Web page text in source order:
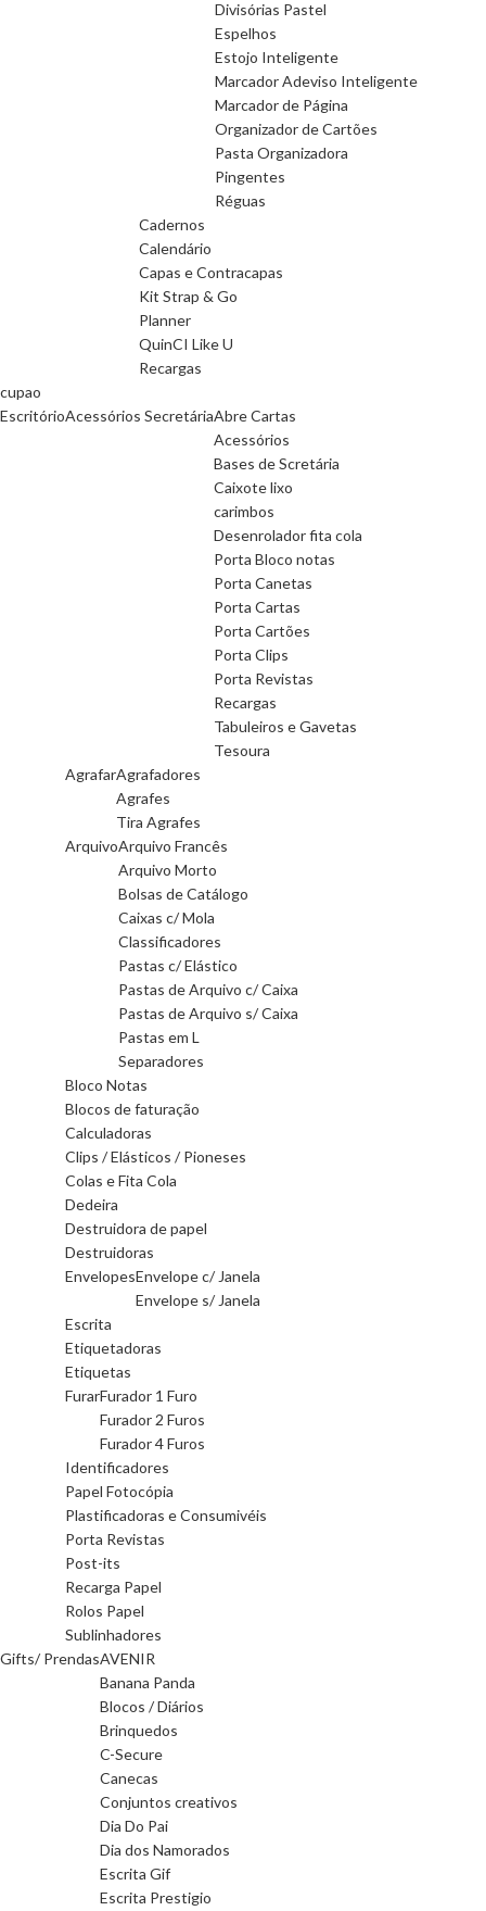
Divisórias Pastel
Espelhos
Estojo Inteligente
Marcador Adeviso Inteligente
Marcador de Página
Organizador de Cartões
Pasta Organizadora
Pingentes
Réguas
Cadernos
Calendário
Capas e Contracapas
Kit Strap & Go
Planner
QuinCI Like U
Recargas
cupao
EscritórioAcessórios SecretáriaAbre Cartas
Acessórios
Bases de Scretária
Caixote lixo
carimbos
Desenrolador fita cola
Porta Bloco notas
Porta Canetas
Porta Cartas
Porta Cartões
Porta Clips
Porta Revistas
Recargas
Tabuleiros e Gavetas
Tesoura
AgrafarAgrafadores
Agrafes
Tira Agrafes
ArquivoArquivo Francês
Arquivo Morto
Bolsas de Catálogo
Caixas c/ Mola
Classificadores
Pastas c/ Elástico
Pastas de Arquivo c/ Caixa
Pastas de Arquivo s/ Caixa
Pastas em L
Separadores
Bloco Notas
Blocos de faturação
Calculadoras
Clips / Elásticos / Pioneses
Colas e Fita Cola
Dedeira
Destruidora de papel
Destruidoras
EnvelopesEnvelope c/ Janela
Envelope s/ Janela
Escrita
Etiquetadoras
Etiquetas
FurarFurador 1 Furo
Furador 2 Furos
Furador 4 Furos
Identificadores
Papel Fotocópia
Plastificadoras e Consumivéis
Porta Revistas
Post-its
Recarga Papel
Rolos Papel
Sublinhadores
Gifts/ PrendasAVENIR
Banana Panda
Blocos / Diários
Brinquedos
C-Secure
Canecas
Conjuntos creativos
Dia Do Pai
Dia dos Namorados
Escrita Gif
Escrita Prestigio